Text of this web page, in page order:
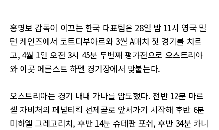
홍명보 감독이 이끄는 한국 대표팀은 28일 밤 11시 영국 밀
턴 케인즈에서 코트디부아르와 3월 A매치 첫 경기를 치르
고, 4월 1일 오전 3시 45분 두번째 평가전으로 오스트리아
와 이곳 에른스트 하펠 경기장에서 맞붙는다.
오스트리아는 경기 내내 가나를 압도했다. 전반 12분 마르
셀 자비처의 페널티킥 선제골로 앞서가기 시작해 후반 6분
미하엘 그레고리치, 후반 14분 슈테판 포쉬, 후반 34분 카니